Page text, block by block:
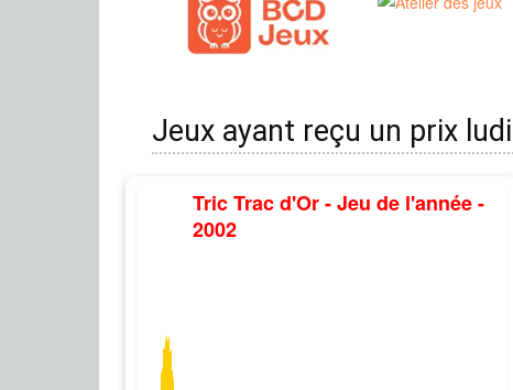
Jeux ayant reçu un prix
Tric Trac d'Or - Jeu de l'année -
2002